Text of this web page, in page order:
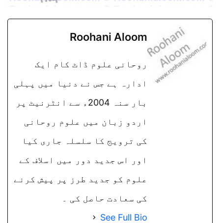
Roohani Aloom
روحانی علوم ڈاٹ کام ایک
ادارہ ہے جس نے دنیا میں پہلی
بار سنہ 2004ء سے انٹرنیٹ پر
اردو زبان میں علوم روحانی
کی ترویج کا سلسلہ جاری کیا
اور اس جدید دور میں اسلاف کے
علوم کو جدید طرز پر پیش کرنے
کی سعادت حاصل کی ۔
See Full Bio